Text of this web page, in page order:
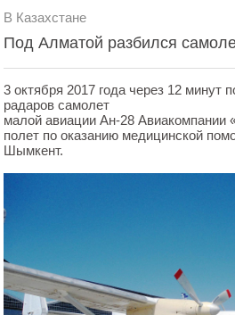
В Казахстане
Под Алматой разбился
3 октября 2017 года через 12 минут
радаров самолет
малой авиации Ан-28 Авиакомпании
полет по оказанию медицинской
Шымкент.